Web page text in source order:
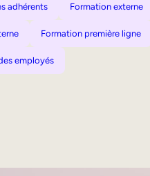
adhérents Formation externe
Formation première ligne
employés